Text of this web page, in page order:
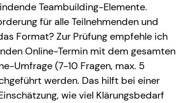
Teambuilding-Elemente.
für alle Teilnehmenden und
Format? Zur Prüfung empfehle ich
Online-Termin mit dem gesamten
Umfrage (7-10 Fragen, max. 5
werden. Das hilft bei einer
wie viel Klärungsbedarf